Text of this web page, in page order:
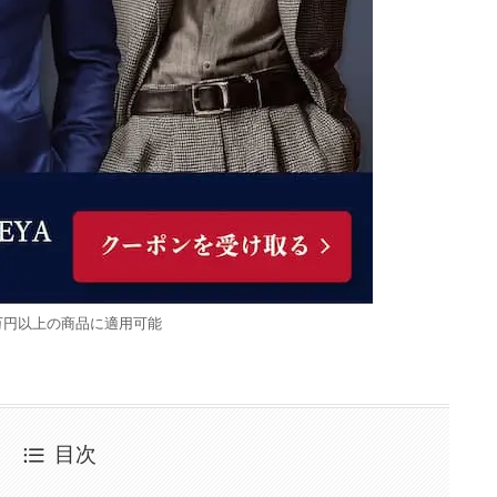
以上の商品に適用可能
目次